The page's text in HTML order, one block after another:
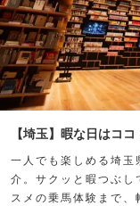
【埼玉】暇な日はコ
一人でも楽しめる埼
介。サクッと暇つぶし
スメの乗馬体験まで